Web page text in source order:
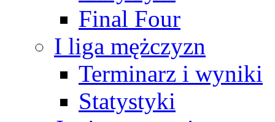
Final Four
I liga mężczyzn
Terminarz i wyniki
Statystyki